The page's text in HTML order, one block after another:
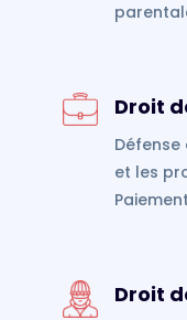
Droit
Défense
et les
Droit